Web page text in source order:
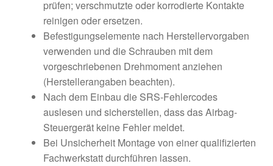
prüfen; verschmutzte oder korrodierte Kontakte
reinigen oder ersetzen.
Befestigungselemente nach Herstellervorgaben
verwenden und die Schrauben mit dem
vorgeschriebenen Drehmoment anziehen
(Herstellerangaben beachten).
Nach dem Einbau die SRS-Fehlercodes
auslesen und sicherstellen, dass das Airbag-
Steuergerät keine Fehler meldet.
Bei Unsicherheit Montage von einer qualifizierten
Fachwerkstatt durchführen lassen.